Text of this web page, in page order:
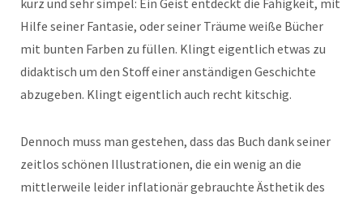
kurz und sehr simpel: Ein Geist entdeckt die Fähigkeit, mit
Hilfe seiner Fantasie, oder seiner Träume weiße Bücher
mit bunten Farben zu füllen. Klingt eigentlich etwas zu
didaktisch um den Stoff einer anständigen Geschichte
abzugeben. Klingt eigentlich auch recht kitschig.
Dennoch muss man gestehen, dass das Buch dank seiner
zeitlos schönen Illustrationen, die ein wenig an die
mittlerweile leider inflationär gebrauchte Ästhetik des